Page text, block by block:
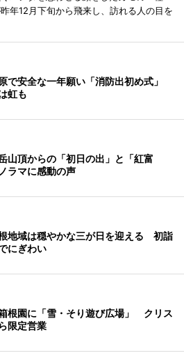
年12月下旬から飛来し、訪れる人の目を
で安全な一年願い「消防出初め式」
虹も
山頂からの「初日の出」と「紅富
ラマに感動の声
地域は穏やかな三が日を迎える 初詣
にぎわい
根園に「雪・そり遊び広場」 クリス
限定営業